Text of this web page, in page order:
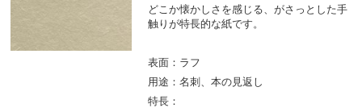
どこか懐かしさを感じる、がさっとした手
触りが特長的な紙です。
表面：ラフ
用途：名刺、本の見返し
特長：